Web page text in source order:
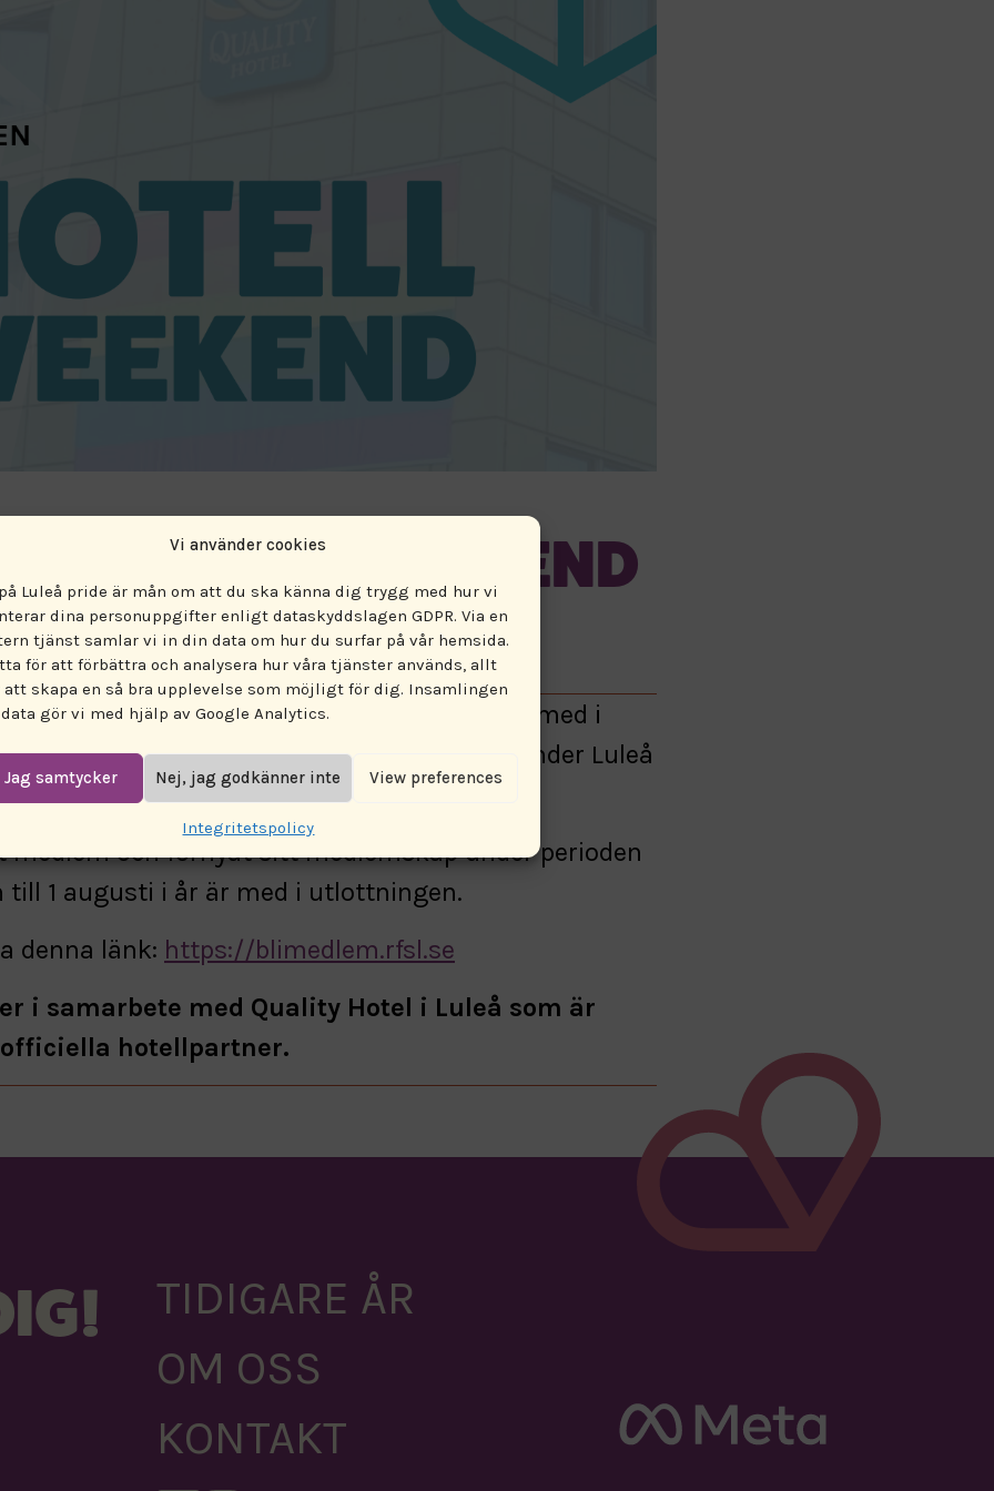
Vi använder cookies
Luleå pride är mån om att du ska känna dig trygg med hur vi
dina personuppgifter enligt dataskyddslagen GDPR. Via en
tjänst samlar vi in din data om hur du surfar på vår hemsida.
för att förbättra och analysera hur våra tjänster används, allt
att skapa en så bra upplevelse som möjligt för dig. Insamlingen
gör vi med hjälp av Google Analytics.
Jag samtycker Nej, jag godkänner inte View preferences
Integritetspolicy
HOTELLWEEKEND
LULEÅ PRIDE
Luleå och norra Norrbottens län och var med i
en hotellweekend på Quality Hotel i Luleå under Luleå
medlem och förnyat sitt medlemskap under perioden
till 1 augusti i år är med i utlottningen.
denna länk: https://blimedlem.rfsl.se
i samarbete med Quality Hotel i Luleå som är
officiella hotellpartner.
TIDIGARE ÅR
OM OSS
KONTAKT